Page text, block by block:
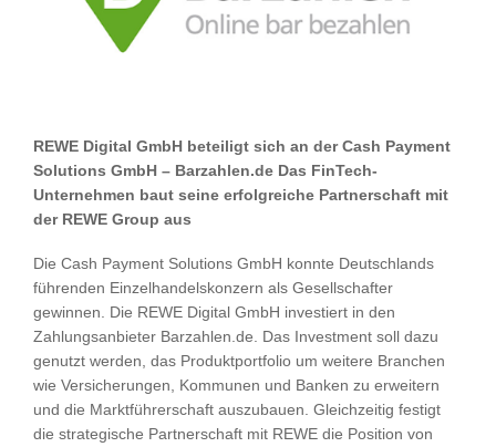
REWE Digital GmbH beteiligt sich an der Cash Payment
Solutions GmbH – Barzahlen.de Das FinTech-
Unternehmen baut seine erfolgreiche Partnerschaft mit
der REWE Group aus
Die Cash Payment Solutions GmbH konnte Deutschlands
führenden Einzelhandelskonzern als Gesellschafter
gewinnen. Die REWE Digital GmbH investiert in den
Zahlungsanbieter Barzahlen.de. Das Investment soll dazu
genutzt werden, das Produktportfolio um weitere Branchen
wie Versicherungen, Kommunen und Banken zu erweitern
und die Marktführerschaft auszubauen. Gleichzeitig festigt
die strategische Partnerschaft mit REWE die Position von